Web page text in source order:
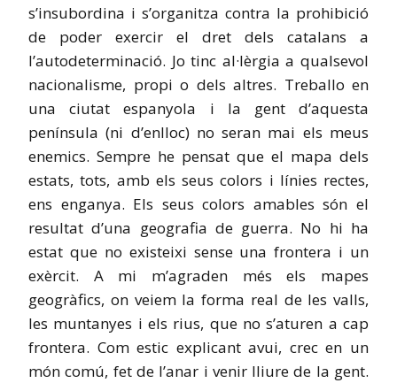
s’insubordina i s’organitza contra la prohibició
de poder exercir el dret dels catalans a
l’autodeterminació. Jo tinc al·lèrgia a qualsevol
nacionalisme, propi o dels altres. Treballo en
una ciutat espanyola i la gent d’aquesta
península (ni d’enlloc) no seran mai els meus
enemics. Sempre he pensat que el mapa dels
estats, tots, amb els seus colors i línies rectes,
ens enganya. Els seus colors amables són el
resultat d’una geografia de guerra. No hi ha
estat que no existeixi sense una frontera i un
exèrcit. A mi m’agraden més els mapes
geogràfics, on veiem la forma real de les valls,
les muntanyes i els rius, que no s’aturen a cap
frontera. Com estic explicant avui, crec en un
món comú, fet de l’anar i venir lliure de la gent.